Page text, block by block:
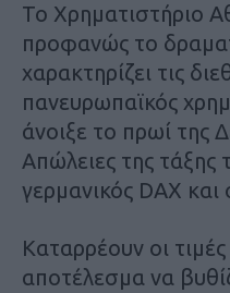
Το Χρηματιστήριο
προφανώς το
χαρακτηρίζει τις
πανευρωπαϊκός
άνοιξε το πρωί της
Απώλειες της τάξης
γερμανικός DAX και
Καταρρέουν οι
αποτέλεσμα να